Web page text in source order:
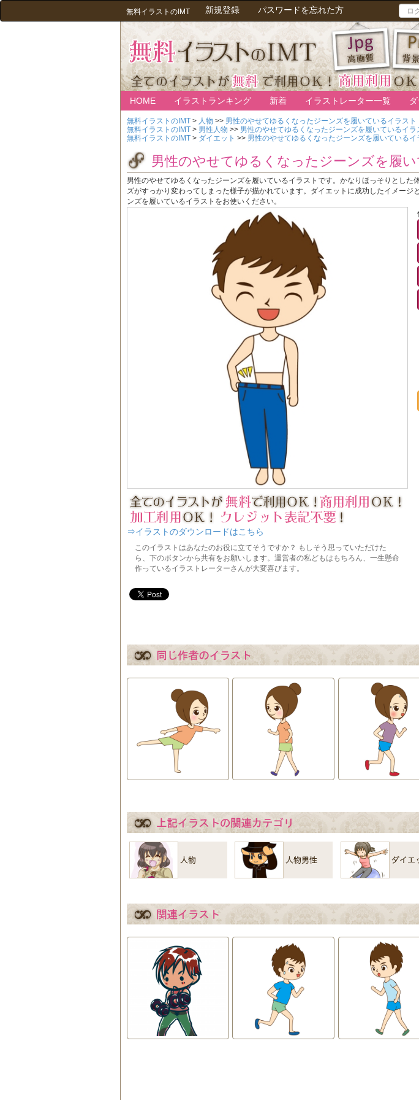
無料イラストのIMT 新規登録 パスワードを忘れた方
HOME イラストランキング 新着 イラストレーター一覧
無料イラストのIMT > 人物 >> 男性のやせてゆるくなったジーンズを履いているイラスト
無料イラストのIMT > 男性人物 >> 男性のやせてゆるくなったジーンズを履いているイラ
無料イラストのIMT > ダイエット >> 男性のやせてゆるくなったジーンズを履いているイ
男性のやせてゆるくなったジーンズを履
男性のやせてゆるくなったジーンズを履いているイラストです。かなりほっそりとした
ズがすっかり変わってしまった様子が描かれています。ダイエットに成功したイメージ
ンズを履いているイラストをお使いください。
⇒イラストのダウンロードはこちら